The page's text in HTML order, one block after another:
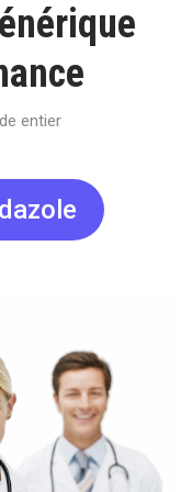
entier